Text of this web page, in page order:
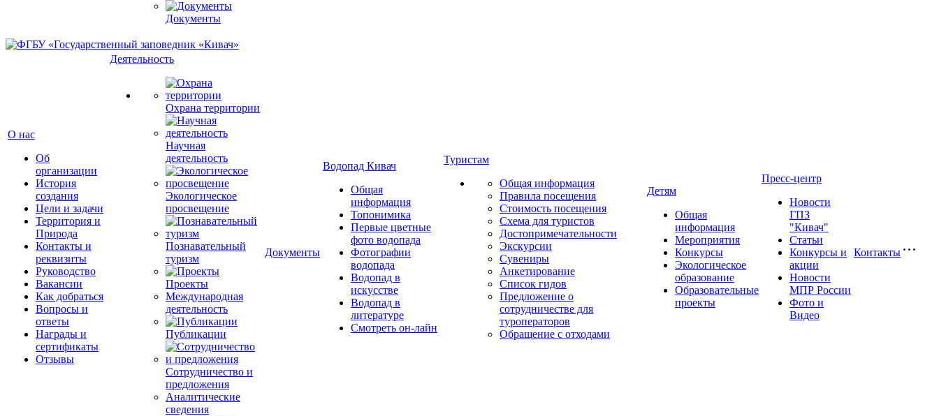
Документы
О нас
Об
организации
История
создания
Цели и задачи
Территория и
Природа
Контакты и
реквизиты
Руководство
Вакансии
Как добраться
Вопросы и
ответы
Награды и
сертификаты
Отзывы
Деятельность
Охрана территории
Научная
деятельность
Экологическое
просвещение
Познавательный
туризм
Проекты
Международная
деятельность
Публикации
Сотрудничество и
предложения
Аналитические
сведения
Документы
Водопад Кивач
Общая
информация
Топонимика
Первые цветные
фото водопада
Фотографии
водопада
Водопад в
искусстве
Водопад в
литературе
Смотреть он-лайн
Туристам
Общая информация
Правила посещения
Стоимость посещения
Схема для туристов
Достопримечательности
Экскурсии
Сувениры
Анкетирование
Список гидов
Предложение о
сотрудничестве для
туроператоров
Обращение с отходами
Детям
Общая
информация
Мероприятия
Конкурсы
Экологическое
образование
Образовательные
проекты
Пресс-центр
Новости
ГПЗ
"Кивач"
Статьи
Конкурсы и
акции
Новости
МПР России
Фото и
Видео
Контакты